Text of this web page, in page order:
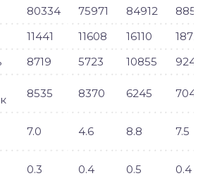
80334 75971 84912
88522
11441 11608 16110
18724
8719 5723 10855
9243
8535 8370 6245 7045
7.0 4.6 8.8 7.5
0.3 0.4 0.5 0.4